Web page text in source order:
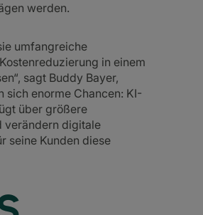
werden.
umfangreiche
in einem
sagt Buddy Bayer,
sich enorme Chancen: KI-
über größere
verändern digitale
seine Kunden diese